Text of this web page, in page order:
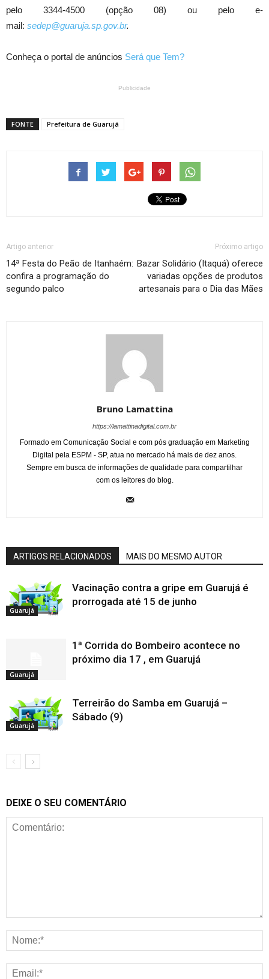
pelo 3344-4500 (opção 08) ou pelo e-
mail: sedep@guaruja.sp.gov.br.
Conheça o portal de anúncios Será que Tem?
Publicidade
FONTE Prefeitura de Guarujá
Artigo anterior
14ª Festa do Peão de Itanhaém:
confira a programação do
segundo palco
Próximo artigo
Bazar Solidário (Itaquá) oferece
variadas opções de produtos
artesanais para o Dia das Mães
Bruno Lamattina
https://lamattinadigital.com.br
Formado em Comunicação Social e com pós graduação em Marketing
Digital pela ESPM - SP, atua no mercado há mais de dez anos.
Sempre em busca de informações de qualidade para compartilhar
com os leitores do blog.
ARTIGOS RELACIONADOS MAIS DO MESMO AUTOR
Guarujá
Vacinação contra a gripe em Guarujá é
prorrogada até 15 de junho
Guarujá
1ª Corrida do Bombeiro acontece no
próximo dia 17 , em Guarujá
Guarujá
Terreirão do Samba em Guarujá –
Sábado (9)
DEIXE O SEU COMENTÁRIO